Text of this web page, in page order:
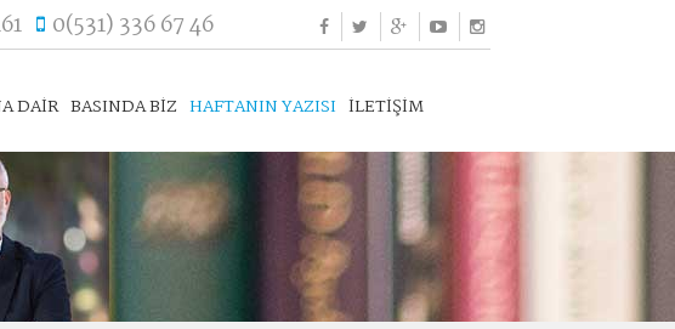
0(531) 336 67 46
DAİR BASINDA BİZ HAFTANIN YAZISI İLETİŞİM